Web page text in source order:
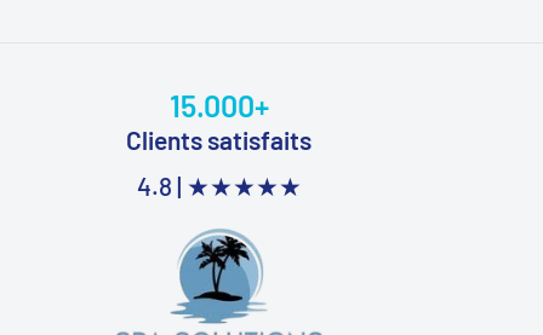
15.000+
Clients satisfaits
4.8 | ★★★★★